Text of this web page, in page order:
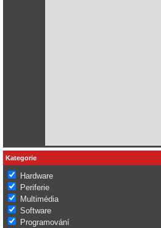
Kategorie
Hardware
Periferie
Multimédia
Software
Programování